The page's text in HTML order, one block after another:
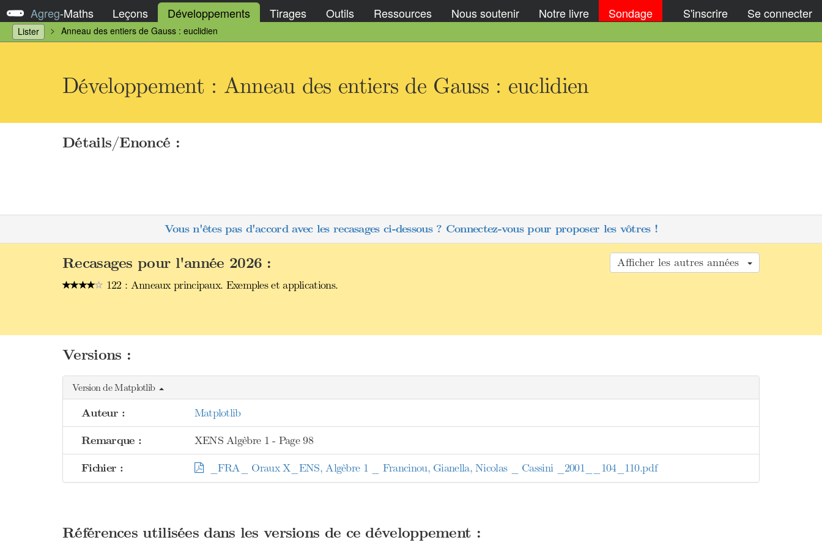
Agreg-Maths Leçons Développements Tirages Outils Ressources Nous soutenir Notre livre Sondage S'inscrire Se connecter
Lister Anneau des entiers de Gauss : euclidien
Développement : Anneau des entiers de Gauss : euclidien
Détails/Enoncé :
Vous n'êtes pas d'accord avec les recasages ci-dessous ? Connectez-vous pour proposer les vôtres !
Afficher les autres années
Recasages pour l'année 2026 :
122 : Anneaux principaux. Exemples et applications.
Versions :
Version de Matplotlib
Auteur : Matplotlib
Remarque : XENS Algèbre 1 - Page 98
Fichier : _FRA_ Oraux X_ENS, Algèbre 1 _ Francinou, Gianella, Nicolas _ Cassini _2001__104_110.pdf
Références utilisées dans les versions de ce développement :